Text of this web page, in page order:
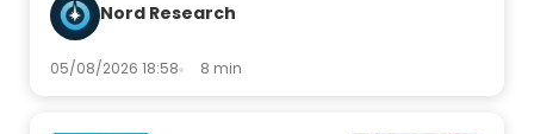
Nord Research
05/08/2026 18:58 8 min